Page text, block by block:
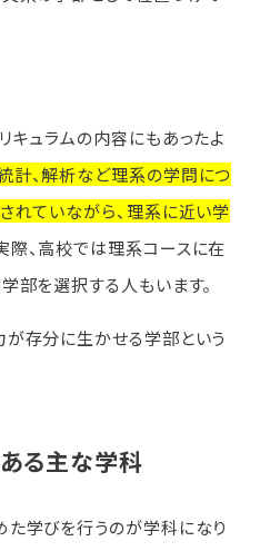
キュラムの内容にもあったよ
計、解析など理系の学問につ
れていながら、理系に近い学
際、高校では理系コースに在
部を選択する人もいます。
存分に生かせる学部という
る主な学科
学びを行うのが学科になり